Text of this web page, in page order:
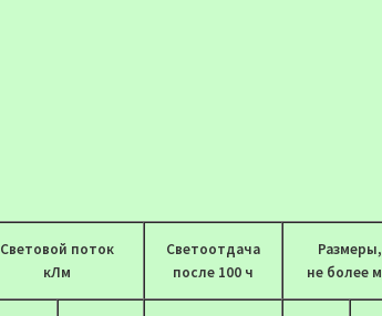
Cветовой поток
кЛм
Светоотдача
после 100 ч
Размеры,
не более